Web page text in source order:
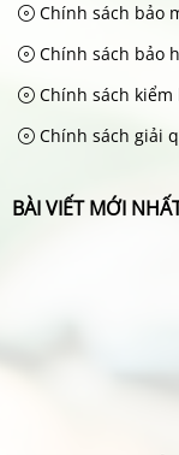
Chính sách bảo
Chính sách bảo
Chính sách kiểm
Chính sách giải
BÀI VIẾT MỚI